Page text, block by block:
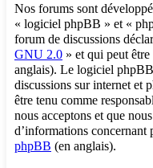
Nos forums sont
« logiciel phpBB » et «
forum de discussions
GNU 2.0 » et qui peut
anglais). Le logiciel
discussions sur internet et
être tenu comme
nous acceptons et que
d’informations
phpBB (en anglais).